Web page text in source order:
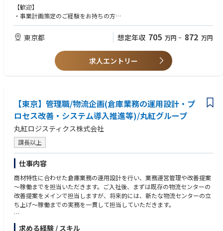
一方で、社内に物流のスペシャリストが不在であったり、パートナー企業
との連携が十分に機能していないケースも多く、課題を解決しきれていな
の専門性を活かし、顧客の課題解決をリードするスペシャリストとしてご
活躍いただきます。
当部では、業界を問わず、産業別の商流・物流特性に合わせた物流プラッ
トフォーム化を目指し、様々な商材の取引先様へ3PLをソリューションと
もあります。
長期間のコミュニケーションの中でお客様との関わりを大事にしながら総
合的なソリューション提案営業に取り組むことができます。
物流拠点の立ち上げ後は運営事業部へ引き継ぐため、既存顧客の深耕営業
をする機会は少ないものの、新規顧客の開拓に大きく時間を割くことがで
きます。
また、単独で案件を推進するのではなく、複数名のチームで1つのプロジ
ェクトを推進するスタイルのため、チームビルディングや協調性を重視し
たマネジメントが求められます。各メンバーの専門性を活かしながら、大
型案件をチームで創り上げていく面白さがあります。
【働き方とキャリアパス】
リューションの企画支援などをご担当いただきます。
【歓迎】
・事業計画策定のご経験をお持ちの方
・マネジメント経験者
【応募者へのメッセージ】
▶ 業界を越えて挑戦できるフィールド！
特定業界に限定されず、多様な顧客・商材に向き合うことで、これまで
のご経験やスキルを活かしながら、さらに幅広い物流知識・ビジネス理解
プロジェクトの規模は数十億円に及ぶこともあり、高い視座で意思決定
や推進に関わることで、ビジネスパーソンとしての市場価値を大きく高め
られます。
▶ 顧客経営にダイレクトに提案できるポジション！
顧客の経営層に対して直接提案・プレゼンテーションを行い、意思決定
に関与する機会があります。課題の本質を捉える思考力や、相手を動かす
提案力を高いレベルで磨くことができると同時に、多様な業界のキーパー
ソンとの関係構築を通じて、価値ある人脈形成にも繋がります。
東京都 想定年収 705 万円 ~ 872 万円
求人エントリー
【東京】管理職/物流企画(倉庫業務の運用設計・プ
ロセス改善・システム導入推進等)/丸紅グループ
丸紅ロジスティクス株式会社
課長以上
仕事内容
商材特性に合わせた倉庫業務の運用設計を行い、業務運営管理や改善提案
～稼働までを担当いただきます。ご入社後、まずは既存の物流センターの
改善提案をメインで担当しますが、将来的には、新たな物流センターの立
ち上げ～稼働までの実務を一貫して担当していただきます。
【具体的な業務内容】
求める経験 / スキル